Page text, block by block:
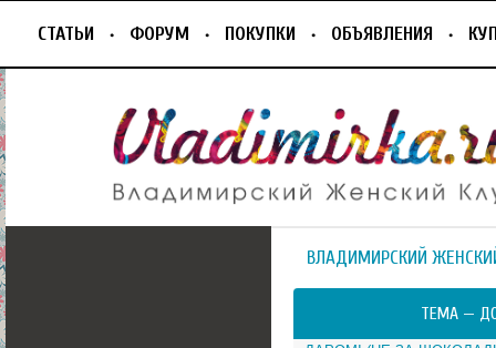
СТАТЬИ ФОРУМ ПОКУПКИ ОБЪЯВЛЕНИЯ
ВЛАДИМИРСКИЙ
ТЕМА —